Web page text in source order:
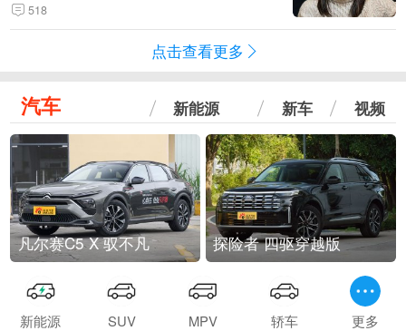
518
点击查看更多
汽车 新能源 新车 视频
凡尔赛C5 X 驭不凡 探险者 四驱穿越版
新能源 SUV MPV 轿车 更多